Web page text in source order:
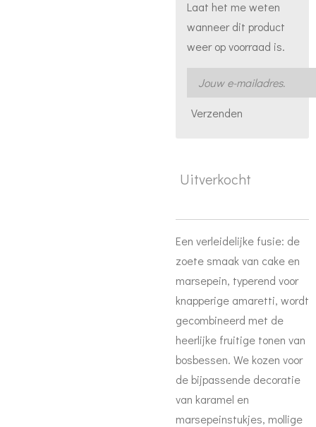
Laat het me weten
wanneer dit product
weer op voorraad is.
Verzenden
Uitverkocht
Een verleidelijke fusie: de
zoete smaak van cake en
marsepein, typerend voor
knapperige amaretti, wordt
gecombineerd met de
heerlijke fruitige tonen van
bosbessen. We kozen voor
de bijpassende decoratie
van karamel en
marsepeinstukjes, mollige